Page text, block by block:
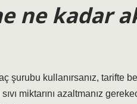
ne kadar
şurubu kullanırsanız, tarifte
miktarını azaltmanız